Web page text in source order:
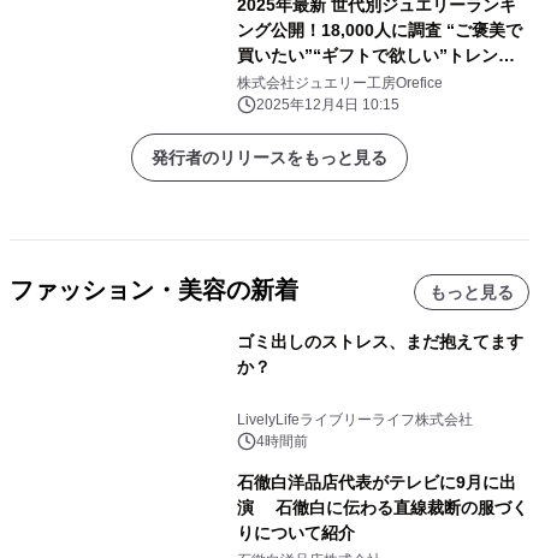
2025年最新 世代別ジュエリーランキ
ング公開！18,000人に調査 “ご褒美で
買いたい”“ギフトで欲しい”トレンド
アイテムとは
株式会社ジュエリー工房Orefice
2025年12月4日 10:15
発行者のリリースをもっと見る
ファッション・美容の新着 もっと見る
ゴミ出しのストレス、まだ抱えてます
か？
LivelyLifeライブリーライフ株式会社
4時間前
石徹白洋品店代表がテレビに9月に出
演 石徹白に伝わる直線裁断の服づく
りについて紹介